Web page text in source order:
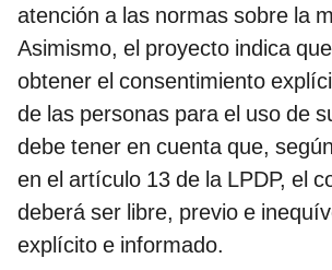
atención a las normas sobre la
Asimismo, el proyecto indica
obtener el consentimiento
de las personas para el uso de
debe tener en cuenta que,
en el artículo 13 de la LPDP, el
deberá ser libre, previo e
explícito e informado.